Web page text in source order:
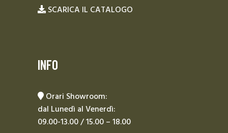
SCARICA IL CATALOGO
INFO
Orari Showroom:
dal Lunedì al Venerdì:
09.00-13.00 / 15.00 – 18.00